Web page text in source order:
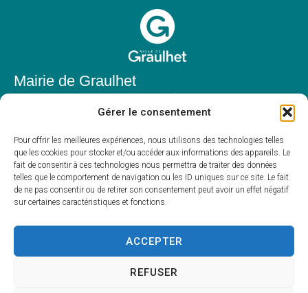
Gérer le consentement
Pour offrir les meilleures expériences, nous utilisons des technologies telles
que les cookies pour stocker et/ou accéder aux informations des appareils. Le
fait de consentir à ces technologies nous permettra de traiter des données
telles que le comportement de navigation ou les ID uniques sur ce site. Le fait
de ne pas consentir ou de retirer son consentement peut avoir un effet négatif
sur certaines caractéristiques et fonctions.
ACCEPTER
REFUSER
Mairie de Graulhet
81300 Graulhet
05 63 42 85 50
mairie@mairie-graulhet.fr
Horaires d'ouverture
Du lundi au vendredi :